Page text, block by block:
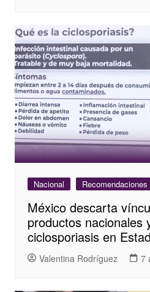
Nacional
México descarta
productos nacionales
ciclosporiasis en
Valentina Rodríguez 7